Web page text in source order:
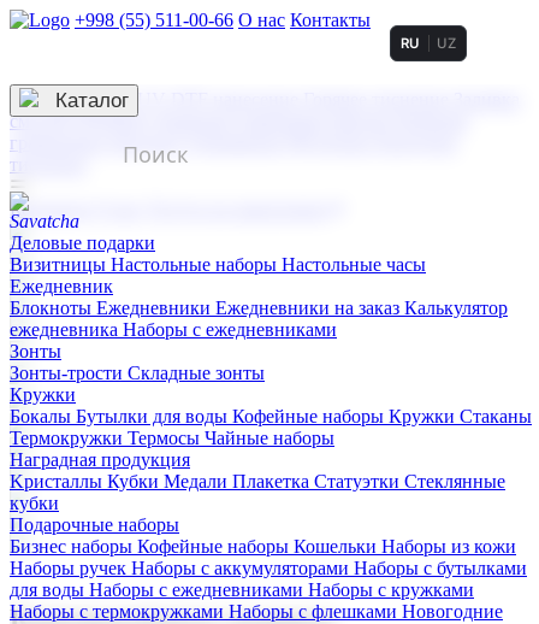
+998 (55) 511-00-66 О нас Контакты
3D гравировка
смолой (Doming)
гравировка твердая
тиснение
RU UZ
☰
Контакты
Каталог
Деловые подарки
Визитницы Настольные наборы Настольные часы
Ежедневник
Блокноты Ежедневники Ежедневники на заказ Калькулятор
ежедневника Наборы с ежедневниками
Зонты
Зонты-трости Складные зонты
Кружки
Бокалы Бутылки для воды Кофейные наборы Кружки Стаканы
Термокружки Термосы Чайные наборы
Наградная продукция
Kристаллы Кубки Медали Плакетка Статуэтки Стеклянные
кубки
Подарочные наборы
Бизнес наборы Кофейные наборы Кошельки Наборы из кожи
Наборы ручек Наборы с аккумуляторами Наборы с бутылками
для воды Наборы с ежедневниками Наборы с кружками
Наборы с термокружками Наборы с флешками Новогодние